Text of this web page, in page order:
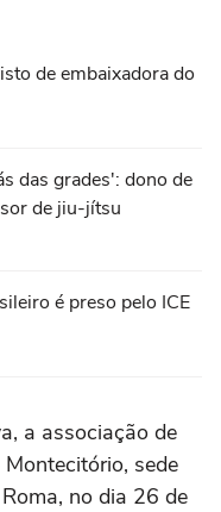
de embaixadora do
das grades': dono de
de jiu-jítsu
é preso pelo ICE
a associação de
sede
no dia 26 de